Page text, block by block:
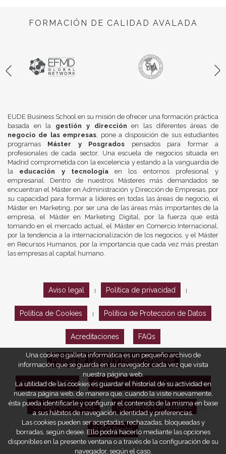
FORMACIÓN DE CALIDAD AVALADA
EUDE Business School en su misión de ofrecer una formación práctica
basada en la gestión y dirección en las diferentes áreas de
negocio de las empresas, pone a disposición de sus estudiantes
programas Máster y Posgrados pensados para formar a
profesionales de cada sector. Una escuela de negocios situada en
Madrid comprometida con la excelencia y estando a la vanguardia de
la educación y tecnologíaen los entornos profesional y
empresarial. Dentro de nuestros Másteres más demandados se
encuentran el Máster en Administración y Dirección de Empresas, por
su capacidad para formar a líderes en todas las áreas de negocio, el
Máster en Marketing, por ser una de las áreas más importantes de la
empresa, el Máster en Marketing Digital, por la fuerza que está
tomando en el mercado actual, el Máster en Comercio Internacional,
por la tendencia a la internacionalización de los negocios, y el Máster
en Recursos Humanos, por la importancia que cada vez más prestan
las empresas al capital humano.
Aviso legal Política de privacidad
Política de Cookies Política de Protección de Datos
Acreditaciones FAQs
Política de Calidad y Medio Ambiente
Opiniones EUDE Política de Marketing Responsable
Código ético EUDE Política de compliance
EUDE Digital
Una cookie o galleta informática es un pequeño archivo de
información que se guarda en su navegador cada vez que visita
nuestra página web.
La utilidad de las cookies es guardar el historial de su actividad en
nuestra página web, de manera que, cuando la visite nuevamente,
ésta pueda identificarle y configurar el contenido de la misma en base
a sus hábitos de navegación, identidad y preferencias.
Las cookies pueden ser aceptadas, rechazadas, bloqueadas y
borradas, según desee. Ello podrá hacerlo mediante las opciones
disponibles en la presente ventana o a través de la configuración de su
navegador, según el caso.